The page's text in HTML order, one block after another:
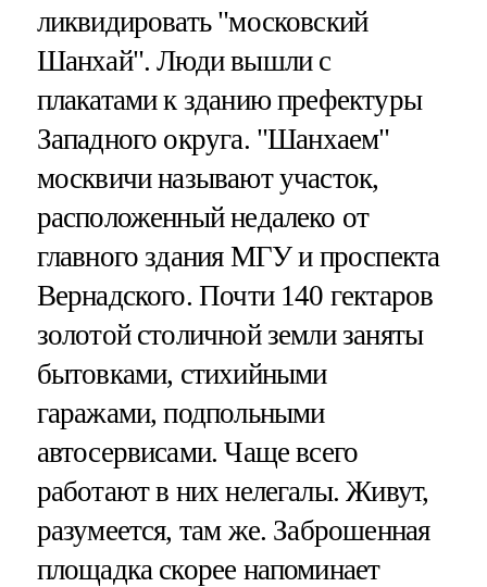
ликвидировать "московский
Шанхай". Люди вышли с
плакатами к зданию префектуры
Западного округа. "Шанхаем"
москвичи называют участок,
расположенный недалеко от
главного здания МГУ и проспекта
Вернадского. Почти 140 гектаров
золотой столичной земли заняты
бытовками, стихийными
гаражами, подпольными
автосервисами. Чаще всего
работают в них нелегалы. Живут,
разумеется, там же. Заброшенная
площадка скорее напоминает